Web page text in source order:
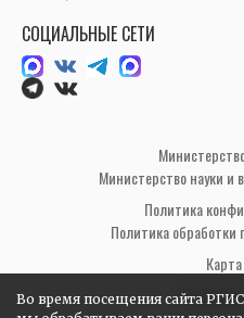
Во время посещения сайта
СОЦИАЛЬНЫЕ СЕТИ
Политика
Политика
© РГИСИ
Министерство науки и